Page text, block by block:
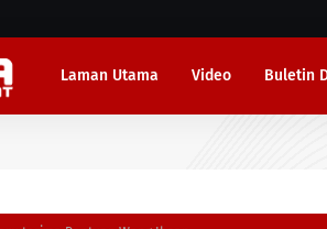
Laman Utama Video Buletin